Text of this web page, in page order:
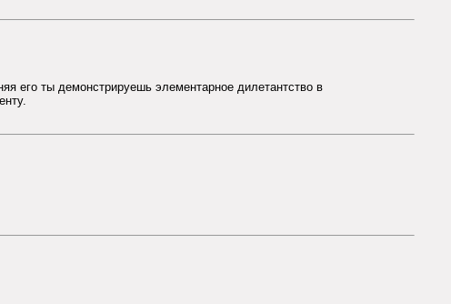
его ты демонстрируешь элементарное дилетантство в